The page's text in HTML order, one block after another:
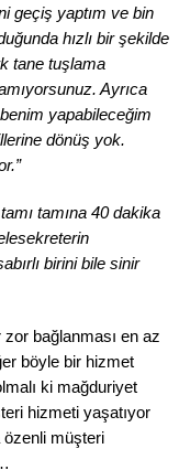
geçiş yaptım ve bin
hızlı bir şekilde
tane tuşlama
Ayrıca
yapabileceğim
dönüş yok.
tamına 40 dakika
birini bile sinir
bağlanması en az
böyle bir hizmet
ki mağduriyet
hizmeti yaşatıyor
özenli müşteri